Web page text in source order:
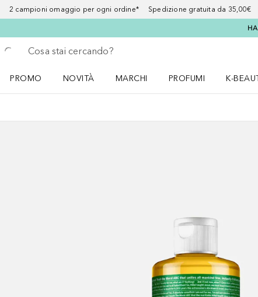
2 campioni omaggio per ogni ordine* Spedizione gratuita da 35,00€
Torna indietro
Esegui ricerca
PROMO
NOVITÀ
MARCHI
PROFUMI
K-